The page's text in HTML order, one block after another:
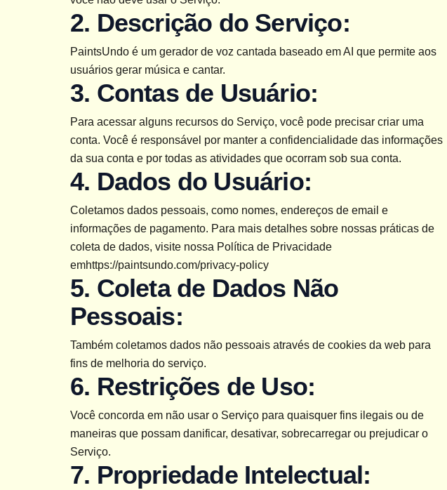
2. Descrição do Serviço:
PaintsUndo é um gerador de voz cantada baseado em AI que permite aos
usuários gerar música e cantar.
3. Contas de Usuário:
Para acessar alguns recursos do Serviço, você pode precisar criar uma
conta. Você é responsável por manter a confidencialidade das informações
da sua conta e por todas as atividades que ocorram sob sua conta.
4. Dados do Usuário:
Coletamos dados pessoais, como nomes, endereços de email e
informações de pagamento. Para mais detalhes sobre nossas práticas de
coleta de dados, visite nossa Política de Privacidade
emhttps://paintsundo.com/privacy-policy
5. Coleta de Dados Não
Pessoais:
Também coletamos dados não pessoais através de cookies da web para
fins de melhoria do serviço.
6. Restrições de Uso:
Você concorda em não usar o Serviço para quaisquer fins ilegais ou de
maneiras que possam danificar, desativar, sobrecarregar ou prejudicar o
Serviço.
7. Propriedade Intelectual: